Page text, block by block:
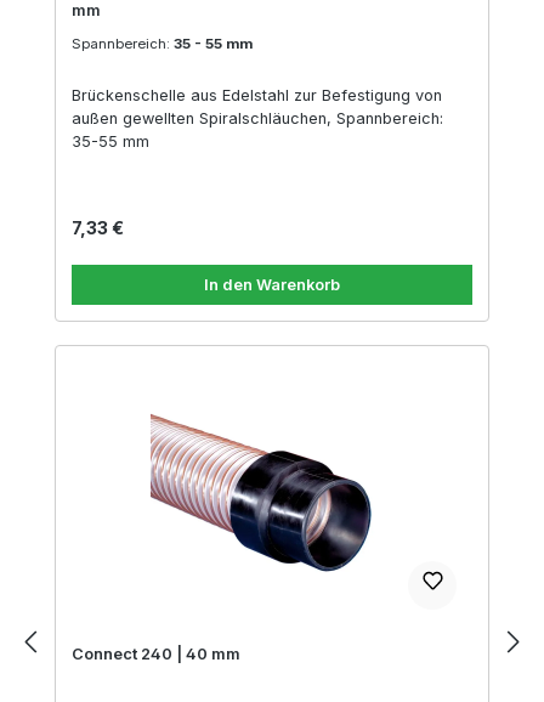
mm
Spannbereich: 35 - 55 mm
Brückenschelle aus Edelstahl zur Befestigung von
außen gewellten Spiralschläuchen, Spannbereich:
35-55 mm
Regulärer Preis:
7,33 €
In den Warenkorb
Connect 240 | 40 mm